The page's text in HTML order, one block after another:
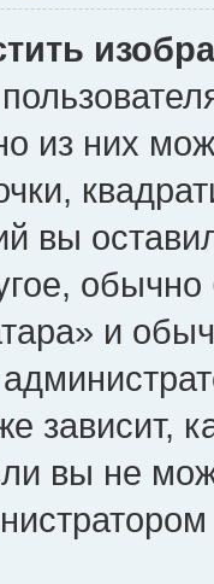
из них
вы
и
зависит,
вы не